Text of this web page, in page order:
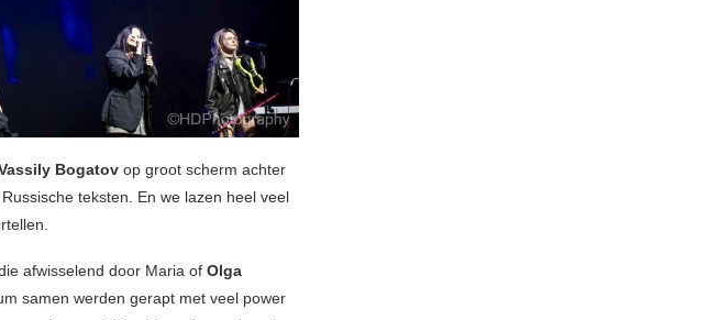
Bogatov op groot scherm achter
teksten. En we lazen heel veel
afwisselend door Maria of Olga
samen werden gerapt met veel power